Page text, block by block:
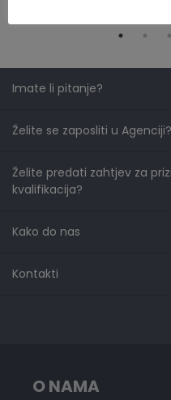
Imate li pitanje?
Želite se zaposliti u Agenciji?
Želite predati zahtjev za
kvalifikacija?
Kako do nas
Kontakti
O NAMA